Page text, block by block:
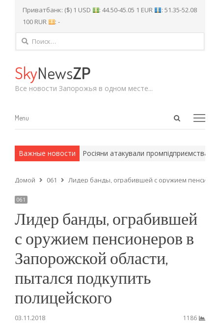
Приватбанк: ($) 1 USD : 44.50-45.05 1 EUR
: 51.35-52.08
100 RUR
: -
Найти:
SkyNewsZP
Все новости Запорожья в одном месте...
Open
Menu
Menu
Важные новости
армейские методы. Росіяни атакували промпідприємства
Домой 061 Лидер банды, ограбившей с оружием
061
Лидер банды, ограбившей
с оружием пенсионеров в
Запорожской области,
пытался подкупить
полицейского
03.11.2018 1186